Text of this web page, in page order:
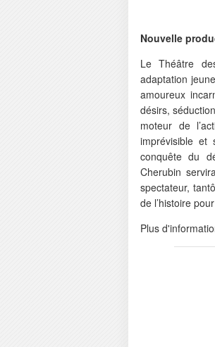
Nouvelle
Le Théâtre
adaptation
amoureux
désirs,
moteur de
imprévisible et
conquête du
Cherubin
spectateur,
de l’histoire
Plus